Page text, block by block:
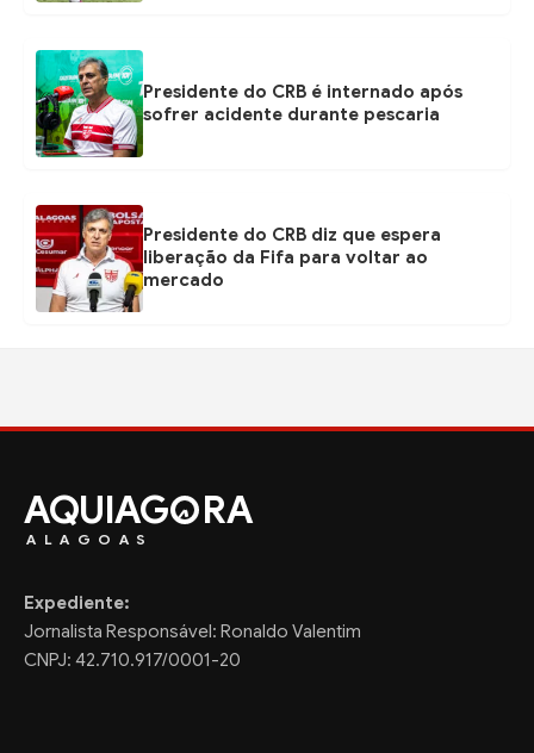
Presidente do CRB é internado após
sofrer acidente durante pescaria
Presidente do CRB diz que espera
liberação da Fifa para voltar ao
mercado
AQUIAG RA
ALAGOAS
Expediente:
Jornalista Responsável: Ronaldo Valentim
CNPJ: 42.710.917/0001-20